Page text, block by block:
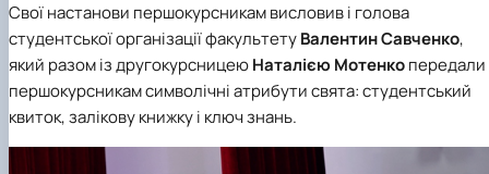
Свої настанови першокурсникам висловив і голова
студентської організації факультетуВалентин Савченко,
який разом із другокурсницеюНаталією Мотенкопередали
першокурсникам символічні атрибути свята: студентський
квиток, залікову книжку і ключ знань.